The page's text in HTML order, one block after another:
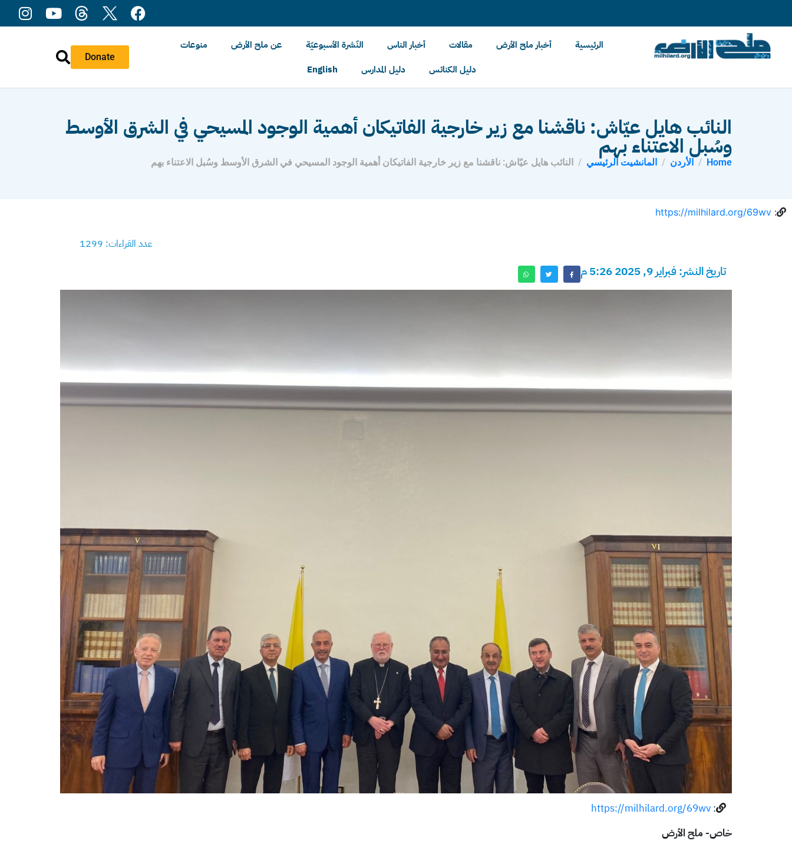
Donate
الرئيسية أخبار ملح الأرض مقالات أخبار الناس النّشرة الأسبوعيّة عن ملح الأرض
منوعات
دليل الكنائس
دليل المدارس English
النائب هايل عيّاش: ناقشنا مع زير خارجية الفاتيكان أهمية الوجود المسيحي في الشرق الأوسط
وسُبل الاعتناء بهم
Home الأردن المانشيت الرئيسي النائب هايل عيّاش: ناقشنا مع زير خارجية الفاتيكان أهمية الوجود المسيحي في الشرق الأوسط وسُبل الاعتناء بهم
:
https://milhilard.org/69wv
عدد القراءات: 1299
تاريخ النشر: فبراير 9, 2025 5:26 م
:
https://milhilard.org/69wv
خاص- ملح الأرض